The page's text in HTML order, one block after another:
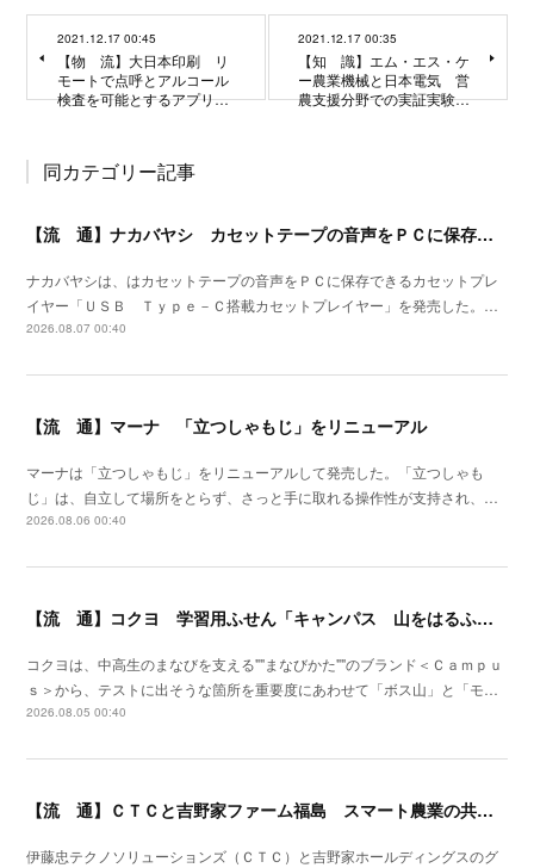
2021.12.17 00:45
【物 流】大日本印刷 リ
モートで点呼とアルコール
検査を可能とするアプリ…
2021.12.17 00:35
【知 識】エム・エス・ケ
ー農業機械と日本電気 営
農支援分野での実証実験…
同カテゴリー記事
【流 通】ナカバヤシ カセットテープの音声をＰＣに保存できるプレイヤーを発売
ナカバヤシは、はカセットテープの音声をＰＣに保存できるカセットプレ
イヤー「ＵＳＢ Ｔｙｐｅ－Ｃ搭載カセットプレイヤー」を発売した。…
2026.08.07 00:40
【流 通】マーナ 「立つしゃもじ」をリニューアル
マーナは「立つしゃもじ」をリニューアルして発売した。「立つしゃも
じ」は、自立して場所をとらず、さっと手に取れる操作性が支持され、…
2026.08.06 00:40
【流 通】コクヨ 学習用ふせん「キャンパス 山をはるふせん」発売
コクヨは、中高生のまなびを支える""まなびかた""のブランド＜Ｃａｍｐｕ
ｓ＞から、テストに出そうな箇所を重要度にあわせて「ボス山」と「モ…
2026.08.05 00:40
【流 通】ＣＴＣと吉野家ファーム福島 スマート農業の共同研究を開始
伊藤忠テクノソリューションズ（ＣＴＣ）と吉野家ホールディングスのグ